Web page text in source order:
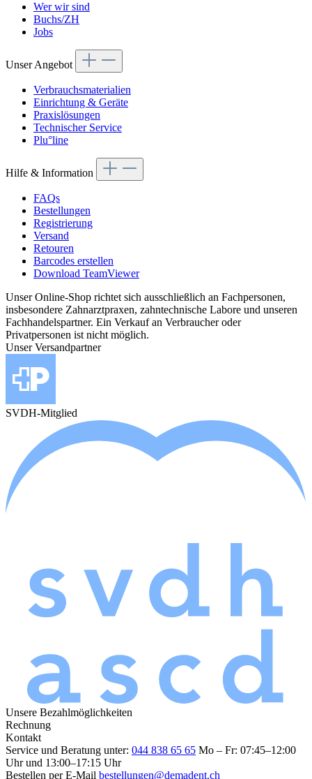
Wer wir sind
Buchs/ZH
Jobs
Unser Angebot
Verbrauchsmaterialien
Einrichtung & Geräte
Praxislösungen
Technischer Service
Plu°line
Hilfe & Information
FAQs
Bestellungen
Registrierung
Versand
Retouren
Barcodes erstellen
Download TeamViewer
Unser Online-Shop richtet sich ausschließlich an Fachpersonen,
insbesondere Zahnarztpraxen, zahntechnische Labore und unseren
Fachhandelspartner. Ein Verkauf an Verbraucher oder
Privatpersonen ist nicht möglich.
Unser Versandpartner
SVDH-Mitglied
Unsere Bezahlmöglichkeiten
Rechnung
Kontakt
Service und Beratung unter: 044 838 65 65 Mo – Fr: 07:45–12:00
Uhr und 13:00–17:15 Uhr
Bestellen per E-Mail bestellungen@demadent.ch